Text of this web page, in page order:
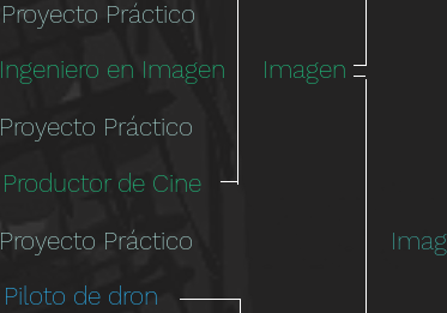
Ingeniero en Imagen
Productor de Cine
Piloto de dron
Imagen
Proyecto Práctico
Proyecto Práctico
Proyecto Práctico